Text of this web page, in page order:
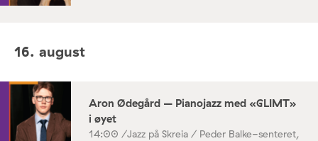
16. august
Aron Ødegård – Pianojazz med «GLIMT»
i øyet
14:00 /Jazz på Skreia / Peder Balke-senteret,